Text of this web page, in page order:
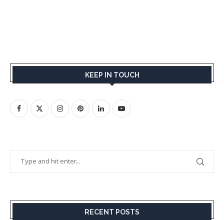
KEEP IN TOUCH
RECENT POSTS